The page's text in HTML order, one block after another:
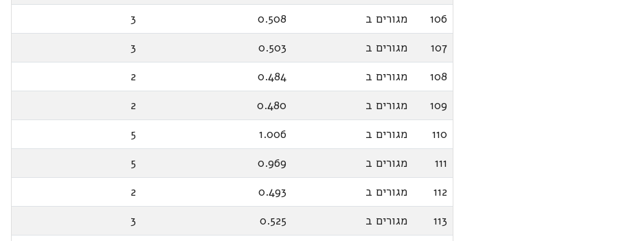
106
מגורים ב 0.508
3
107
מגורים ב 0.503
3
108
מגורים ב 0.484
2
109
מגורים ב 0.480
2
110
מגורים ב 1.006
5
111
מגורים ב 0.969
5
112
מגורים ב 0.493
2
113
מגורים ב 0.525
3